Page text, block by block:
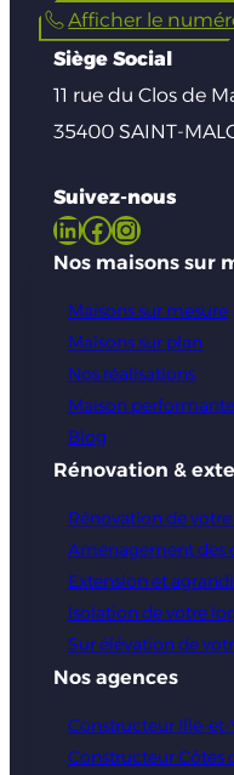
Afficher le
Siège Social
11 rue du Clos de
35400 SAINT-
Suivez-nous
LinkedIn Facebook Instagram
Nos maisons sur
Maisons sur mesure
Maisons sur plan
Nos réalisations
Maison performante
Blog
Rénovation &
Rénovation de
Aménagement des
Extension et
Isolation de votre
Sur élévation de
Nos agences
Constructeur Ille-
Constructeur Côtes